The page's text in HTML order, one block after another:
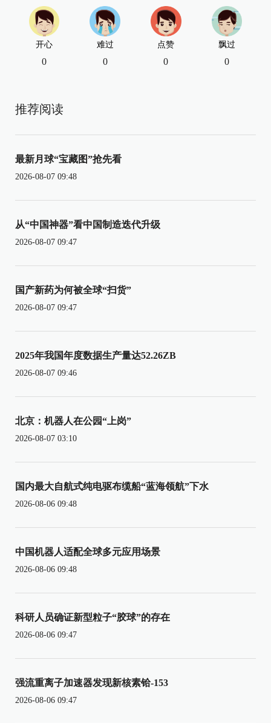
开心
0
难过
0
点赞
0
飘过
0
推荐阅读
最新月球“宝藏图”抢先看
2026-08-07 09:48
从“中国神器”看中国制造迭代升级
2026-08-07 09:47
国产新药为何被全球“扫货”
2026-08-07 09:47
2025年我国年度数据生产量达52.26ZB
2026-08-07 09:46
北京：机器人在公园“上岗”
2026-08-07 03:10
国内最大自航式纯电驱布缆船“蓝海领航”下水
2026-08-06 09:48
中国机器人适配全球多元应用场景
2026-08-06 09:48
科研人员确证新型粒子“胶球”的存在
2026-08-06 09:47
强流重离子加速器发现新核素铪-153
2026-08-06 09:47